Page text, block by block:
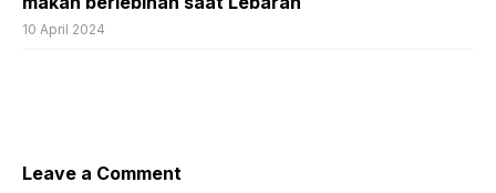
10 April 2024
Leave a Comment